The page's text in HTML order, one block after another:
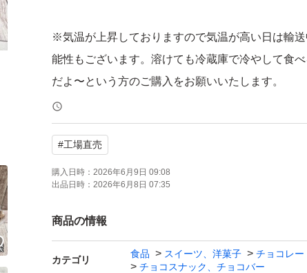
※気温が上昇しておりますので気温が高い日は輸
能性もございます。溶けても冷蔵庫で冷やして食
だよ〜という方のご購入をお願いいたします。
◎チョコが溶けていたという理由での悪い評価は
い！
●チョコレートのアウトレット商品です。最初から
りますがお味は美味しいです^_^
●ビスケットクランチ 裸品 300g×2袋
#工場直売
購入日時： 2026年6月9日 09:08
出品日時： 2026年6月8日 07:35
商品の情報
カテゴリ
食品 スイーツ、洋菓子
チョコレー
チョコスナック、チョコバー
いいね！